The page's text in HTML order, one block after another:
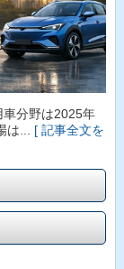
分野は2025年
は... [ 記事全文を